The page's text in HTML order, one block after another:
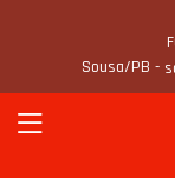
Sousa/PB -